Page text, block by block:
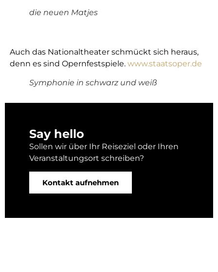
die neuen Matjes
Auch das Nationaltheater schmückt sich heraus,
denn es sind Opernfestspiele. www.staatsoper.de
Symphonie in schwarz und weiß
Say hello
Sollen wir über Ihr Reiseziel oder Ihren
Veranstaltungsort schreiben?
Kontakt aufnehmen